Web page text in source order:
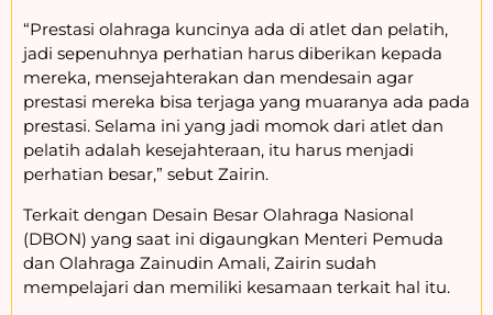
“Prestasi olahraga kuncinya ada di atlet dan pelatih,
jadi sepenuhnya perhatian harus diberikan kepada
mereka, mensejahterakan dan mendesain agar
prestasi mereka bisa terjaga yang muaranya ada pada
prestasi. Selama ini yang jadi momok dari atlet dan
pelatih adalah kesejahteraan, itu harus menjadi
perhatian besar,” sebut Zairin.
Terkait dengan Desain Besar Olahraga Nasional
(DBON) yang saat ini digaungkan Menteri Pemuda
dan Olahraga Zainudin Amali, Zairin sudah
mempelajari dan memiliki kesamaan terkait hal itu.